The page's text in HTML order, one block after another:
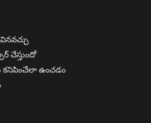
చేస్తుందో
కనిపించేలా ఉంచడం